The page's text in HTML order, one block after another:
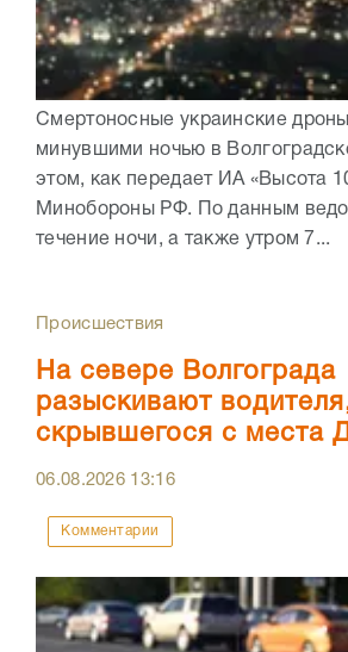
Смертоносные украинские
минувшими ночью в
этом, как передает ИА «Высота
Минобороны РФ. По данным
течение ночи, а также утром 7...
Происшествия
На севере Волгограда
разыскивают
скрывшегося с места
06.08.2026 13:16
Комментарии